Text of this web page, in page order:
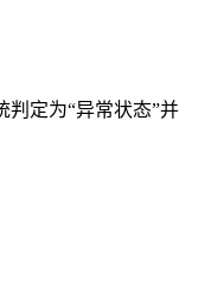
判定为“异常状态”并